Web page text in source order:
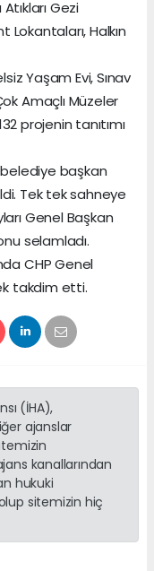
Gezi
Lokantaları, Halkın
Yaşam Evi, Sınav
Amaçlı Müzeler
projenin tanıtımı
belediye başkan
Tek tek sahneye
Genel Başkan
selamladı.
CHP Genel
takdim etti.
(İHA),
ajanslar
kanallarından
hukuki
sitemizin hiç